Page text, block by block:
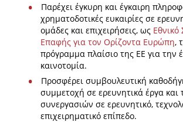
Παρέχει έγκυρη και έγκαιρη
χρηματοδοτικές ευκαιρίες σε
ομάδες και επιχειρήσεις, ως Εθνικό
Επαφής για τον Ορίζοντα Ευρώπη,
πρόγραμμα πλαίσιο της ΕΕ για την
καινοτομία.
Προσφέρει συμβουλευτική
συμμετοχή σε ερευνητικά έργα
συνεργασιών σε ερευνητικό,
επιχειρηματικό επίπεδο.